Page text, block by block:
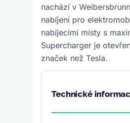
nachází v
nabíjení pro
nabíjecími místy s
Supercharger je
značek než Tesla.
Technické